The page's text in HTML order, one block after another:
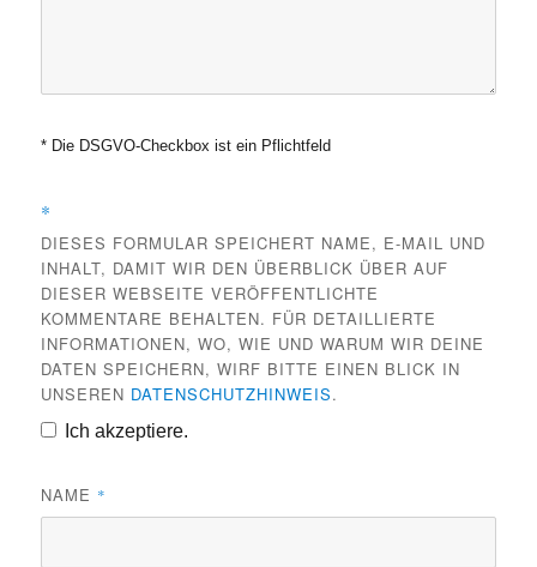
* Die DSGVO-Checkbox ist ein Pflichtfeld
*
DIESES FORMULAR SPEICHERT NAME, E-MAIL UND
INHALT, DAMIT WIR DEN ÜBERBLICK ÜBER AUF
DIESER WEBSEITE VERÖFFENTLICHTE
KOMMENTARE BEHALTEN. FÜR DETAILLIERTE
INFORMATIONEN, WO, WIE UND WARUM WIR DEINE
DATEN SPEICHERN, WIRF BITTE EINEN BLICK IN
UNSEREN DATENSCHUTZHINWEIS.
Ich akzeptiere.
NAME *